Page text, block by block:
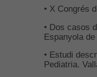
• X Congrés
• Dos casos
Espanyola
• Estudi
Pediatria.